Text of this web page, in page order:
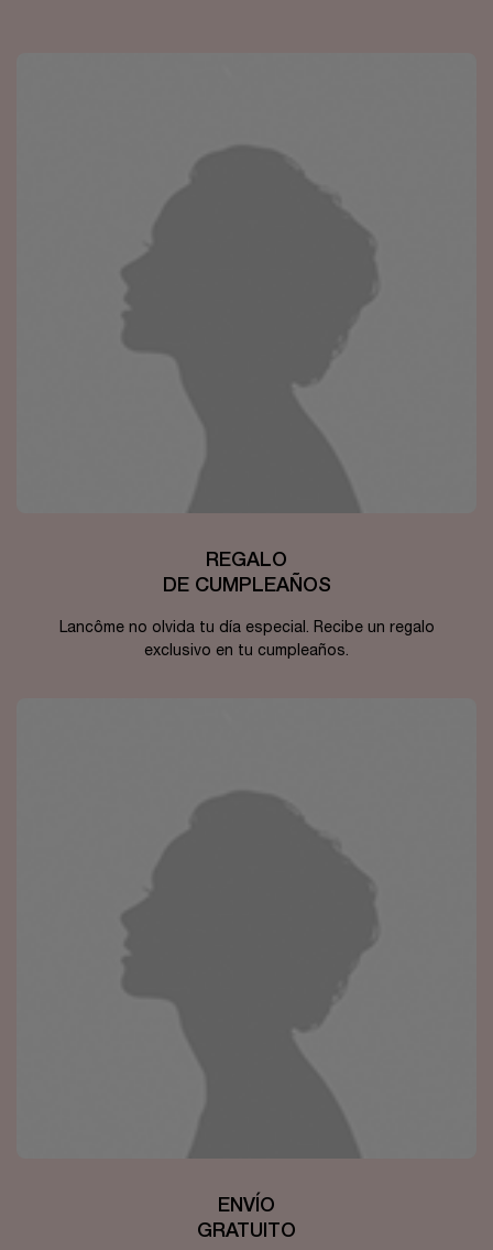
REGALO
DE CUMPLEAÑOS
Lancôme no olvida tu día especial. Recibe un regalo
exclusivo en tu cumpleaños.
ENVÍO
GRATUITO